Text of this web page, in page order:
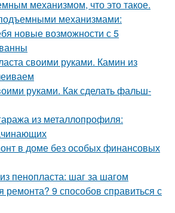
механизмом, что это такое.
механизмами:
новые возможности с 5
своими руками. Камин из
руками. Как сделать фальш-
из металлопрофиля:
в доме без особых финансовых
пенопласта: шаг за шагом
ремонта? 9 способов справиться с